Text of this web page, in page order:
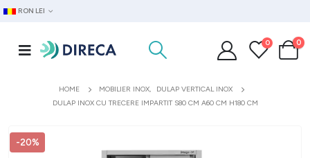
RON LEI
0 0
HOME MOBILIER INOX,
DULAP VERTICAL INOX
DULAP INOX CU TRECERE IMPARTIT S80 CM A60 CM H180 CM
-20%